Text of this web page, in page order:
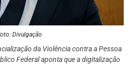
Divulgação
da Violência contra a Pessoa
Federal aponta que a digitalização